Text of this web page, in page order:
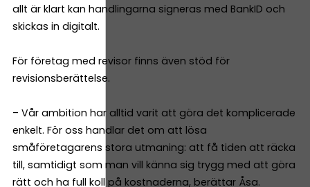
allt är klart kan handlingarna signeras med BankID och
skickas in digitalt.
För företag med revisor finns även stöd för
revisionsberättelse.
– Vår ambition har alltid varit att göra det komplicerade
enkelt. För oss handlar det om att lösa
småföretagarens stora utmaning: att få tiden att räcka
till, samtidigt som man vill känna sig trygg med att göra
rätt och ha full koll på kostnaderna, berättar Åsa.